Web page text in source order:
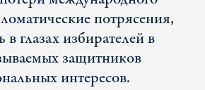
потрясения,
в глазах избирателей в
защитников
интересов.